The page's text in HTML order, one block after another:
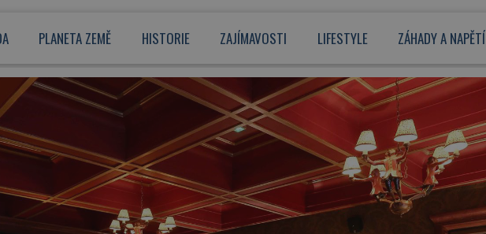
PLANETA ZEMĚ HISTORIE ZAJÍMAVOSTI LIFESTYLE ZÁHADY A NAPĚTÍ